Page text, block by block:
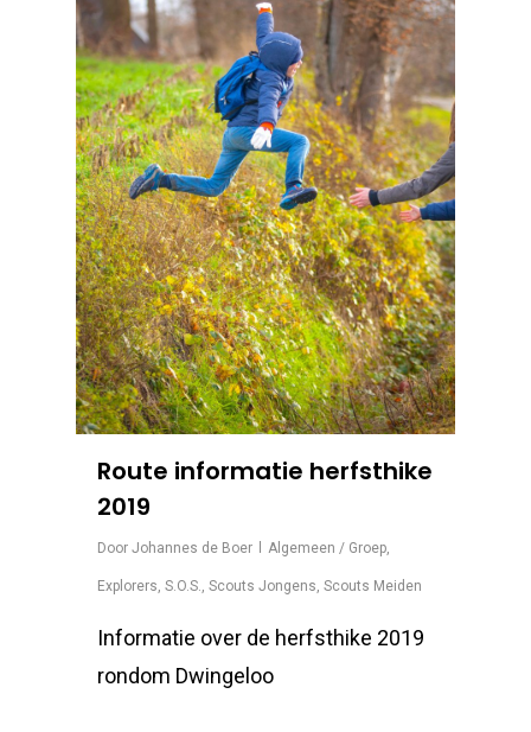
Route informatie herfsthike
2019
Door Johannes de Boer Algemeen / Groep
Explorers S.O.S. Scouts Jongens Scouts Meiden
Informatie over de herfsthike 2019
rondom Dwingeloo